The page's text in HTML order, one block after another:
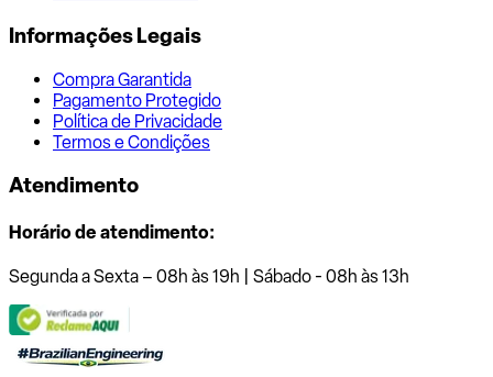
Informações Legais
Compra Garantida
Pagamento Protegido
Política de Privacidade
Termos e Condições
Atendimento
Horário de atendimento:
Segunda a Sexta – 08h às 19h | Sábado - 08h às 13h